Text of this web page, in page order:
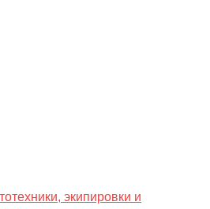
экипировки и